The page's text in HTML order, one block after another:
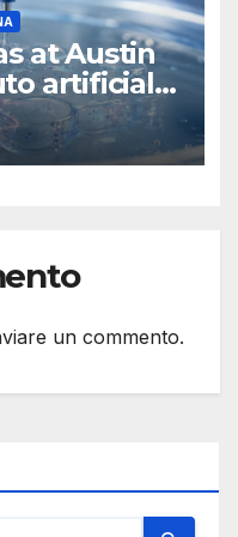
at Austin
artificiale
imita le
un commento.